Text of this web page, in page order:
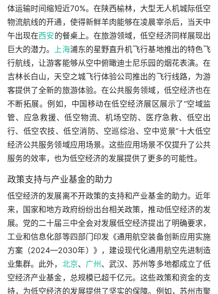
体运输时间缩短近70%。在陕西榆林，大型无人机城际低空
物流航线的开通，使得新鲜羊肉能够在凌晨宰杀后，当天中
午出现在西安的餐桌上。在旅游领域，低空经济同样展现出
巨大的潜力。
上海浦东的星野直升机飞行基地推出的特色飞
行航线，让游客能够从空中俯瞰迪士尼乐园的烟花表演。在
吉林长白山，天空之城飞行体验公司推出的飞行线路，为游
客提供了全新的旅游体验。在公共服务领域，低空经济也在
不断拓展。例如，中国移动在低空经济展区展示了“空域监
管、应急救援、低空物流、机场空防、医疗急救、低空出
行、低空农技、低空消防、空巡综治、空中览景”十大低空
经济公共服务领域应用场景。这些应用场景不仅提升了公共
服务的效率，也为低空经济的发展提供了更多的可能性。
政策支持与产业基金的助力
低空经济的发展离不开政策的支持和产业基金的助力。近年
来，国家和地方政府纷纷出台相关政策，推动低空经济的发
展。党的二十届三中全会对发展低空经济提出了明确要求，
工业和信息化部等四部门印发《通用航空装备创新应用实施
方案（2024—2030年）》，建设现代化通用航空先进制造
业集群。此外， 北京、 广州、武汉、苏州等多地都成立了低
空经济产业基金，总规模已超千亿元。这些政策和资金的支
持，为低空经济的发展提供了坚实的保障。例如，苏州市聚